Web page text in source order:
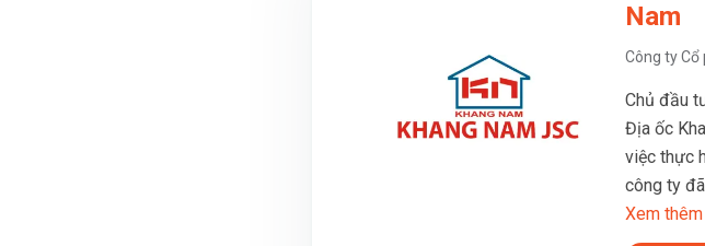
Nam
Công ty
Chủ đầu
Địa ốc
việc thực
công ty
Xem thêm